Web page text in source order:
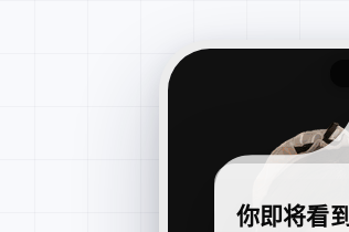
你即将看